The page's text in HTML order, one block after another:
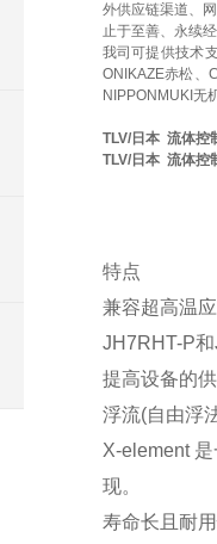
外供应链渠道、
止于至善、永续
我司可提供技术
ONIKAZE赤松、
NIPPONMUKI无
TLV/日本 流体控
TLV/日本 流体控
特点
兼容超高温
JH7RHT-P
提高设备的
浮流(自由浮
X-element
现。
寿命长且耐